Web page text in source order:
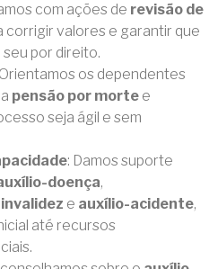
com ações de revisão de
corrigir valores e garantir que
por direito.
os dependentes
pensão por morte e
seja ágil e sem
: Damos suporte
doença,
e auxílio-acidente,
até recursos